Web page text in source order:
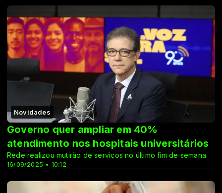
Novidades
16/09/2025 • 10:12
Governo quer ampliar em 40%
atendimento nos hospitais universitários
Rede realizou mutirão de serviços no último fim de semana